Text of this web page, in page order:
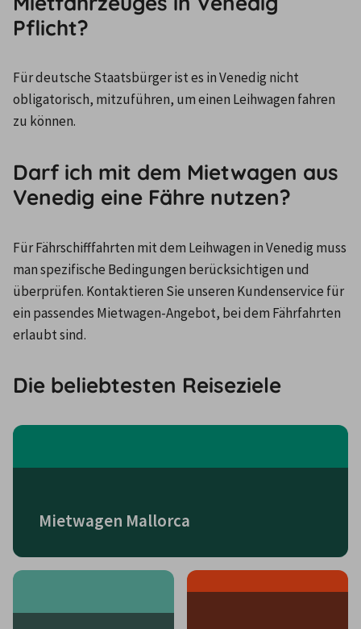
Pflicht?
Für deutsche Staatsbürger ist es in Venedig nicht
obligatorisch, mitzuführen, um einen Leihwagen fahren
zu können.
Darf ich mit dem Mietwagen aus
Venedig eine Fähre nutzen?
Für Fährschifffahrten mit dem Leihwagen in Venedig muss
man spezifische Bedingungen berücksichtigen und
überprüfen. Kontaktieren Sie unseren Kundenservice für
ein passendes Mietwagen-Angebot, bei dem Fährfahrten
erlaubt sind.
Die beliebtesten Reiseziele
Mietwagen Mallorca